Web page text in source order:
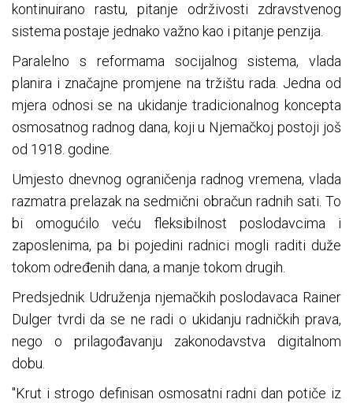
kontinuirano rastu, pitanje održivosti zdravstvenog
sistema postaje jednako važno kao i pitanje penzija.
Paralelno s reformama socijalnog sistema, vlada
planira i značajne promjene na tržištu rada. Jedna od
mjera odnosi se na ukidanje tradicionalnog koncepta
osmosatnog radnog dana, koji u Njemačkoj postoji još
od 1918. godine.
Umjesto dnevnog ograničenja radnog vremena, vlada
razmatra prelazak na sedmični obračun radnih sati. To
bi omogućilo veću fleksibilnost poslodavcima i
zaposlenima, pa bi pojedini radnici mogli raditi duže
tokom određenih dana, a manje tokom drugih.
Predsjednik Udruženja njemačkih poslodavaca Rainer
Dulger tvrdi da se ne radi o ukidanju radničkih prava,
nego o prilagođavanju zakonodavstva digitalnom
dobu.
"Krut i strogo definisan osmosatni radni dan potiče iz